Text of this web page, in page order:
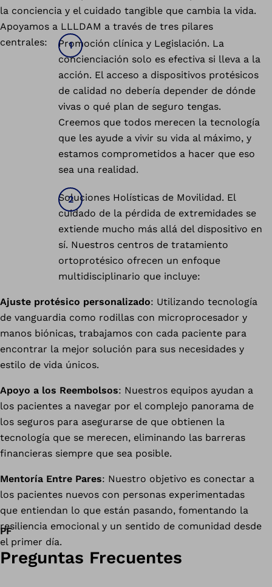
la conciencia y el cuidado tangible que cambia la vida.
Apoyamos a LLLDAM a través de tres pilares
centrales:
Promoción clínica y Legislación. La
concienciación solo es efectiva si lleva a la
acción. El acceso a dispositivos protésicos
de calidad no debería depender de dónde
vivas o qué plan de seguro tengas.
Creemos que todos merecen la tecnología
que les ayude a vivir su vida al máximo, y
estamos comprometidos a hacer que eso
sea una realidad.
Soluciones Holísticas de Movilidad. El
cuidado de la pérdida de extremidades se
extiende mucho más allá del dispositivo en
sí. Nuestros centros de tratamiento
ortoprotésico ofrecen un enfoque
multidisciplinario que incluye:
Ajuste protésico personalizado: Utilizando tecnología
de vanguardia como rodillas con microprocesador y
manos biónicas, trabajamos con cada paciente para
encontrar la mejor solución para sus necesidades y
estilo de vida únicos.
Apoyo a los Reembolsos: Nuestros equipos ayudan a
los pacientes a navegar por el complejo panorama de
los seguros para asegurarse de que obtienen la
tecnología que se merecen, eliminando las barreras
financieras siempre que sea posible.
Mentoría Entre Pares: Nuestro objetivo es conectar a
los pacientes nuevos con personas experimentadas
que entiendan lo que están pasando, fomentando la
resiliencia emocional y un sentido de comunidad desde
el primer día.
PF
Preguntas Frecuentes